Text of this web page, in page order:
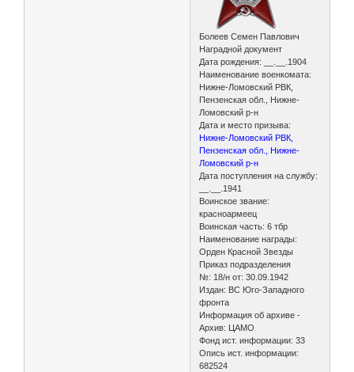
Болеев Семен Павлович
Наградной документ
Дата рождения: __.__.1904
Наименование военкомата:
Нижне-Ломовский РВК,
Пензенская обл., Нижне-
Ломовский р-н
Дата и место призыва:
Нижне-Ломовский РВК,
Пензенская обл., Нижне-
Ломовский р-н
Дата поступления на службу:
__.__.1941
Воинское звание:
красноармеец
Воинская часть: 6 тбр
Наименование награды:
Орден Красной Звезды
Приказ подразделения
№: 18/н от: 30.09.1942
Издан: ВС Юго-Западного
фронта
Информация об архиве -
Архив: ЦАМО
Фонд ист. информации: 33
Опись ист. информации:
682524